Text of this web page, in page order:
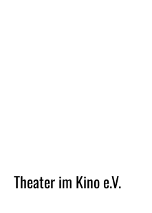
Theater im Kino e.V.